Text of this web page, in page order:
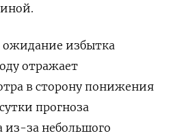
ожидание избытка
отражает
в сторону понижения
прогноза
из-​за небольшого